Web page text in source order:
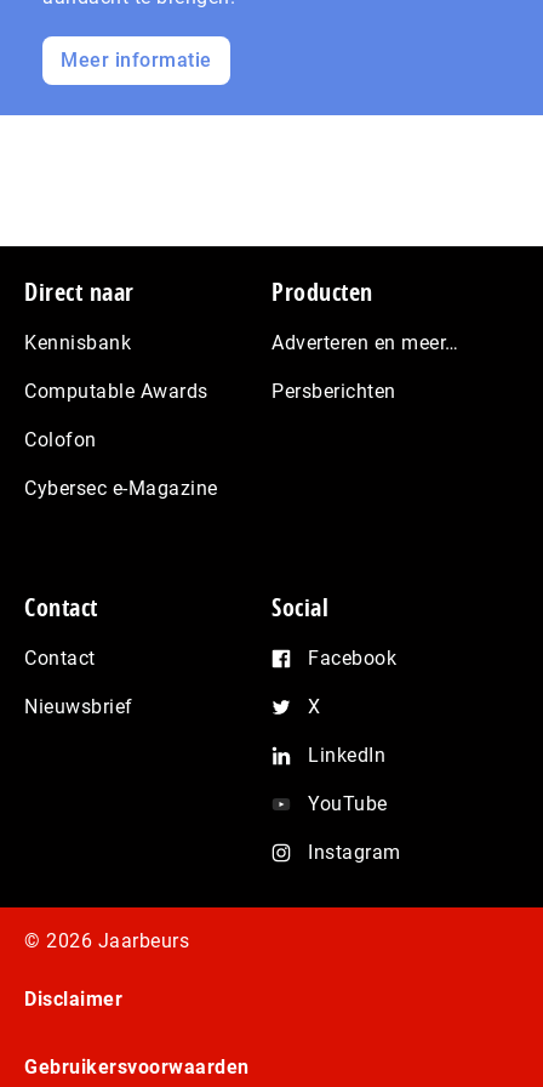
Meer informatie
Footer
Direct naar
Kennisbank
Computable Awards
Colofon
Cybersec e-Magazine
Producten
Adverteren en meer…
Persberichten
Contact
Contact
Nieuwsbrief
Social
Facebook
X
LinkedIn
YouTube
Instagram
© 2026 Jaarbeurs
Disclaimer
Gebruikersvoorwaarden